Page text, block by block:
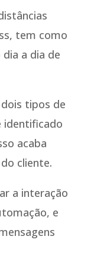
tem como
a dia de
tipos de
identificado
acaba
cliente.
a interação
e